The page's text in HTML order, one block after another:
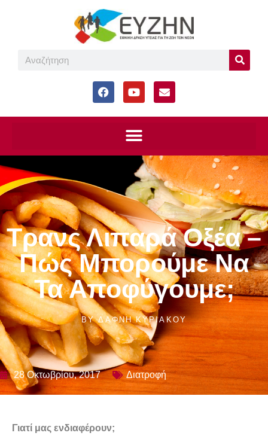
Τρανς Λιπαρά Οξέα –
Πώς Μπορούμε Να
Τα Αποφύγουμε;
BYΔΆΦΝΗ ΚΥΡΙΆΚΟΥ
28 Οκτωβρίου, 2017 Διατροφή
Γιατί μας ενδιαφέρουν;